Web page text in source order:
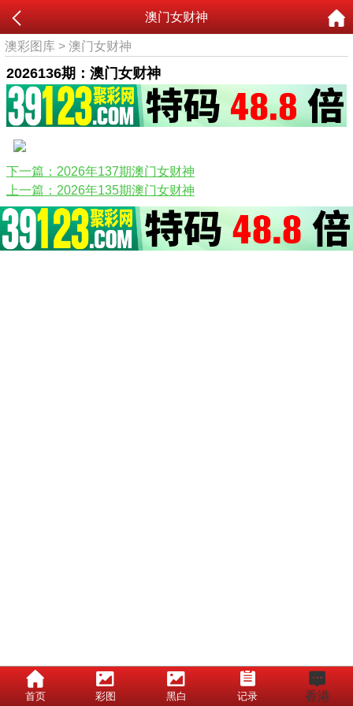
首页 彩图 黑白 记录 香港
澳门女财神
澳彩图库 >澳门女财神
2026136期：澳门女财神
上一篇：2026年135期澳门女财神